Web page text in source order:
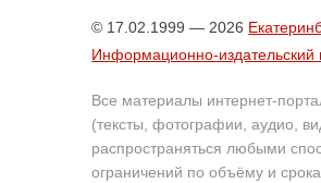
© 17.02.1999 — 2026
Информационно-издательский
Все материалы интернет-
(тексты, фотографии, аудио,
распространяться любыми
ограничений по объёму и